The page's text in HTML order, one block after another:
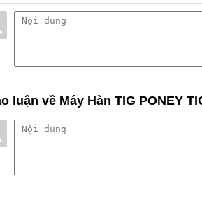
luận về Máy Hàn TIG PONEY